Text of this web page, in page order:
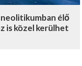
élő
is közel kerülhet